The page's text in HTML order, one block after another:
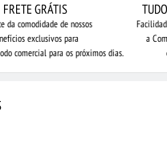
FRETE GRÁTIS
da comodidade de nossos
exclusivos para
comercial para os próximos dias.
a